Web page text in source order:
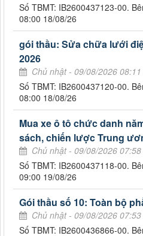
Số TBMT: IB2600437123-00.
08:00 18/08/26
gói thầu: Sửa chữa lưới
2026
Chủ nhật - 09/08/2026 08:11
Số TBMT: IB2600437120-00.
08:00 18/08/26
Mua xe ô tô chức danh
sách, chiến lược Trung
Chủ nhật - 09/08/2026 07:58
Số TBMT: IB2600437118-00.
09:00 19/08/26
Gói thầu số 10: Toàn bộ
Chủ nhật - 09/08/2026 07:53
Số TBMT: IB2600436866-00.